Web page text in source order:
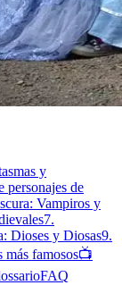
y
personajes de
Vampiros y
7.
Dioses y Diosas9.
famosos📺
FAQ